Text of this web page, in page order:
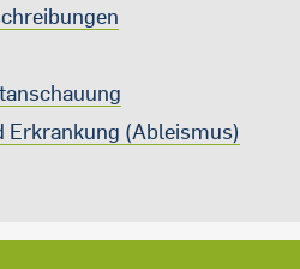
Erkrankung (Ableismus)